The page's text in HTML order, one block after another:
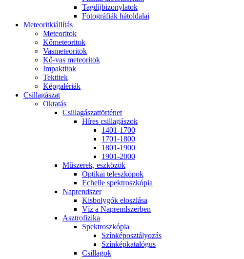
Tag­díj­bi­zony­la­tok
Fo­tog­rá­fi­ák hát­ol­da­lai
Me­te­o­rit­ki­ál­lí­tás
Me­te­o­ri­tok
Kő­me­te­o­ri­tok
Vas­me­te­o­ri­tok
Kő-vas me­te­o­ri­tok
Imp­ak­ti­tok
Tek­ti­tek
Kép­ga­lé­ri­ák
Csil­la­gá­szat
Ok­ta­tás
Csil­la­gá­szat­tör­té­net
Hí­res csil­la­gá­szok
1401-1700
1701-1800
1801-1900
1901-2000
Mű­sze­rek, esz­kö­zök
Op­ti­kai te­lesz­kó­pok
Echel­le spekt­rosz­kó­pia
Nap­rend­szer
Kis­boly­gók el­osz­lá­sa
Víz a Nap­rend­szer­ben
Aszt­ro­fi­zi­ka
Spekt­rosz­kó­pia
Szín­kép­osz­tá­lyo­zás
Szín­kép­ka­ta­ló­gus
Csil­la­gok